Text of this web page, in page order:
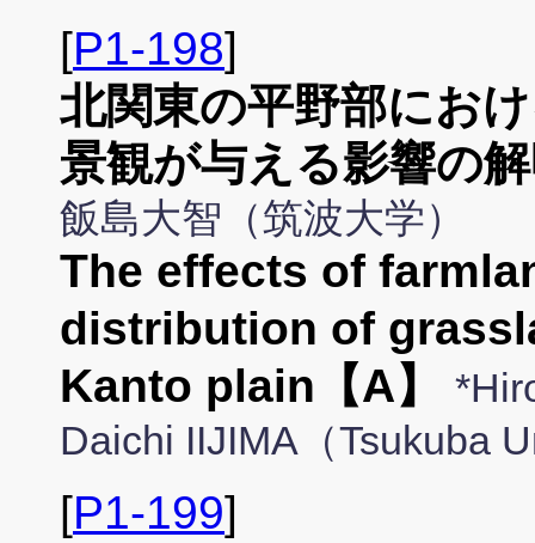
[P1-198]
北関東の平野部にお
景観が与える影響の
飯島大智（筑波大学）
The effects of
distribution of
Kanto plain【A】
Daichi IIJIMA（Tsukuba
[P1-199]